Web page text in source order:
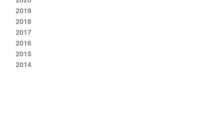
2019
2018
2017
2016
2015
2014